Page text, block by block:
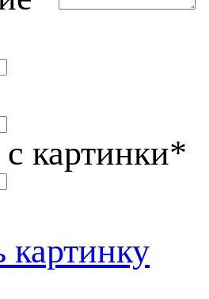
картинки*